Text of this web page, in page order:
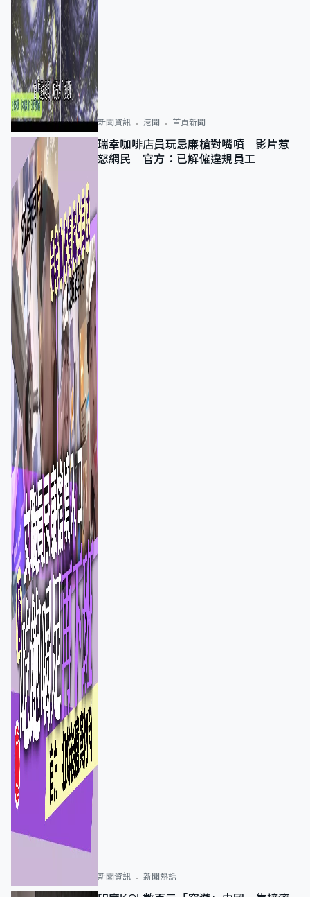
新聞資訊 港聞 首頁新聞
瑞幸咖啡店員玩忌廉槍對嘴噴 影片惹
怒網民 官方：已解僱違規員工
新聞資訊 新聞熱話